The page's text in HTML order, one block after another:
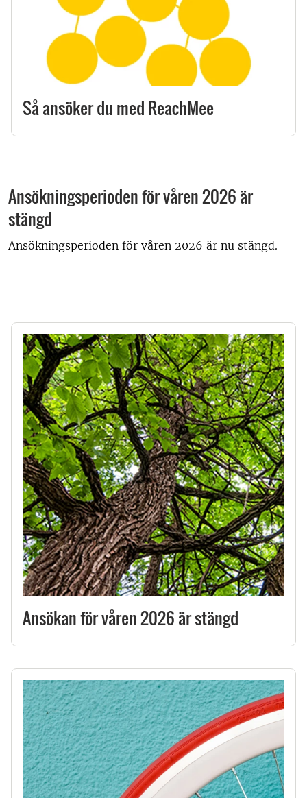
Så ansöker du med ReachMee
Ansökningsperioden för våren 2026 är
stängd
Ansökningsperioden för våren 2026 är nu stängd.
Ansökan för våren 2026 är stängd